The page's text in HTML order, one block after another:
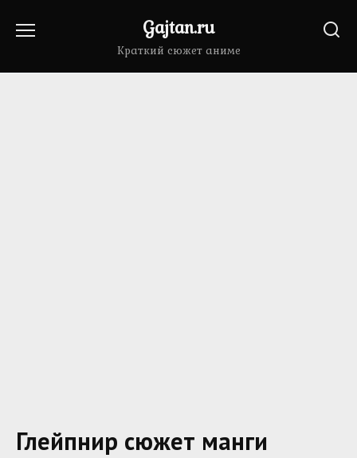
Gajtan.ru
Краткий сюжет аниме
Глейпнир сюжет манги